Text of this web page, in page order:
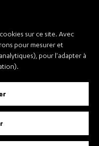
sur ce site. Avec
pour mesurer et
pour l'adapter à
et Transport
Règlement